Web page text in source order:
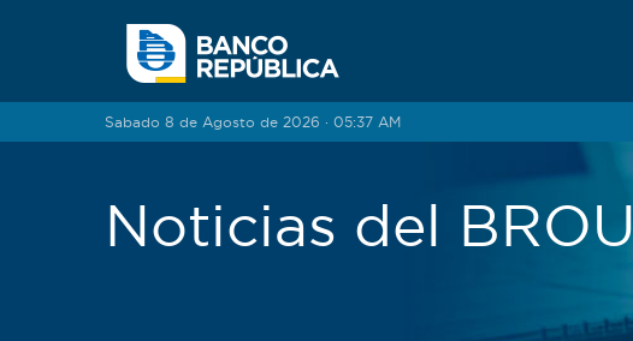
Sabado 8 de Agosto de 2026 · 05:37 AM
Noticias del BROU